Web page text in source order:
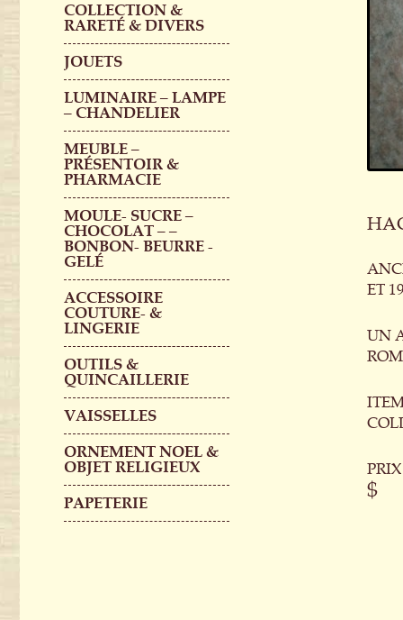
COLLECTION &
RARETÉ & DIVERS
JOUETS
LUMINAIRE – LAMPE
– CHANDELIER
MEUBLE –
PRÉSENTOIR &
PHARMACIE
MOULE- SUCRE –
CHOCOLAT – –
BONBON- BEURRE -
GELÉ
ACCESSOIRE
COUTURE- &
LINGERIE
OUTILS &
QUINCAILLERIE
VAISSELLES
ORNEMENT NOEL &
OBJET RELIGIEUX
PAPETERIE
ET
UN
$